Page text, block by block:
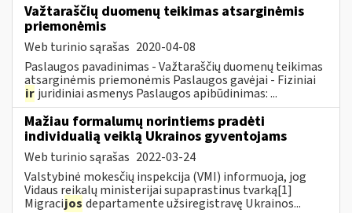
Važtaraščių duomenų teikimas atsarginėmis
priemonėmis
Web turinio sąrašas 2020-04-08
Paslaugos pavadinimas - Važtaraščių duomenų teikimas
atsarginėmis priemonėmis Paslaugos gavėjai - Fiziniai
ir juridiniai asmenys Paslaugos apibūdinimas: ...
Mažiau formalumų norintiems pradėti
individualią veiklą Ukrainos gyventojams
Web turinio sąrašas 2022-03-24
Valstybinė mokesčių inspekcija (VMI) informuoja, jog
Vidaus reikalų ministerijai supaprastinus tvarką[1]
Migracijos departamente užsiregistravę Ukrainos...